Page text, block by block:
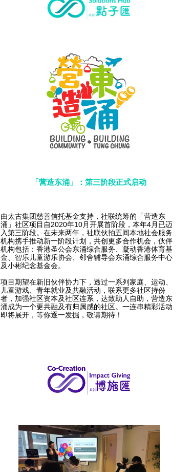
「营造东涌」：第三阶段正式启动
由太古集团慈善信托基金支持，社联统筹的「营造东
涌」社区项目自2020年10月开展首阶段，本年4月已迈
入第三阶段。在未来两年，社联伙拍五间本地社会服务
机构携手推动新一阶段计划，共创更多合作机会，伙伴
机构包括：香港圣公会东涌综合服务、凝动香港体育基
金、智乐儿童游乐协会、邻舍辅导会东涌综合服务中心
及小彬纪念基金会。
项目期望在新旧伙伴协力下，透过一系列家庭、运动、
儿童游戏、青年就业及共融活动，联系更多社区持份
者，加强社区资本及社区连系，达致助人自助，营造东
涌成为一个更共融及有归属感的社区。一连串精彩活动
即将展开，等你逐一发掘，敬请期待！